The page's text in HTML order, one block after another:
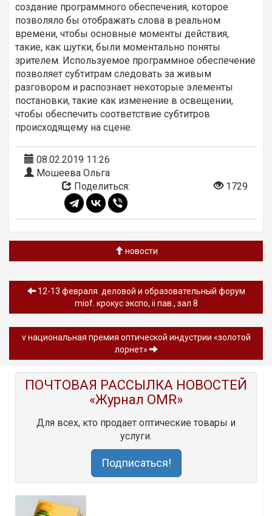
создание программного обеспечения, которое
позволяло бы отображать слова в реальном
времени, чтобы основные моменты действия,
такие, как шутки, были моментально поняты
зрителем. Используемое программное обеспечение
позволяет субтитрам следовать за живым
разговором и распознает некоторые элементы
постановки, такие как изменение в освещении,
чтобы обеспечить соответствие субтитров
происходящему на сцене.
08.02.2019 11:26
Мошеева Ольга
Поделиться:
1729
новости
12-13 февраля. деловой и образовательный форум
miof. крокус экспо, ii пав., зал 8
v национальная премия оптической индустрии «золотой
лорнет»
ПОЧТОВАЯ РАССЫЛКА НОВОСТЕЙ
«Журнал OMR»
Для всех, кто продает оптические товары и
услуги.
Подписаться!